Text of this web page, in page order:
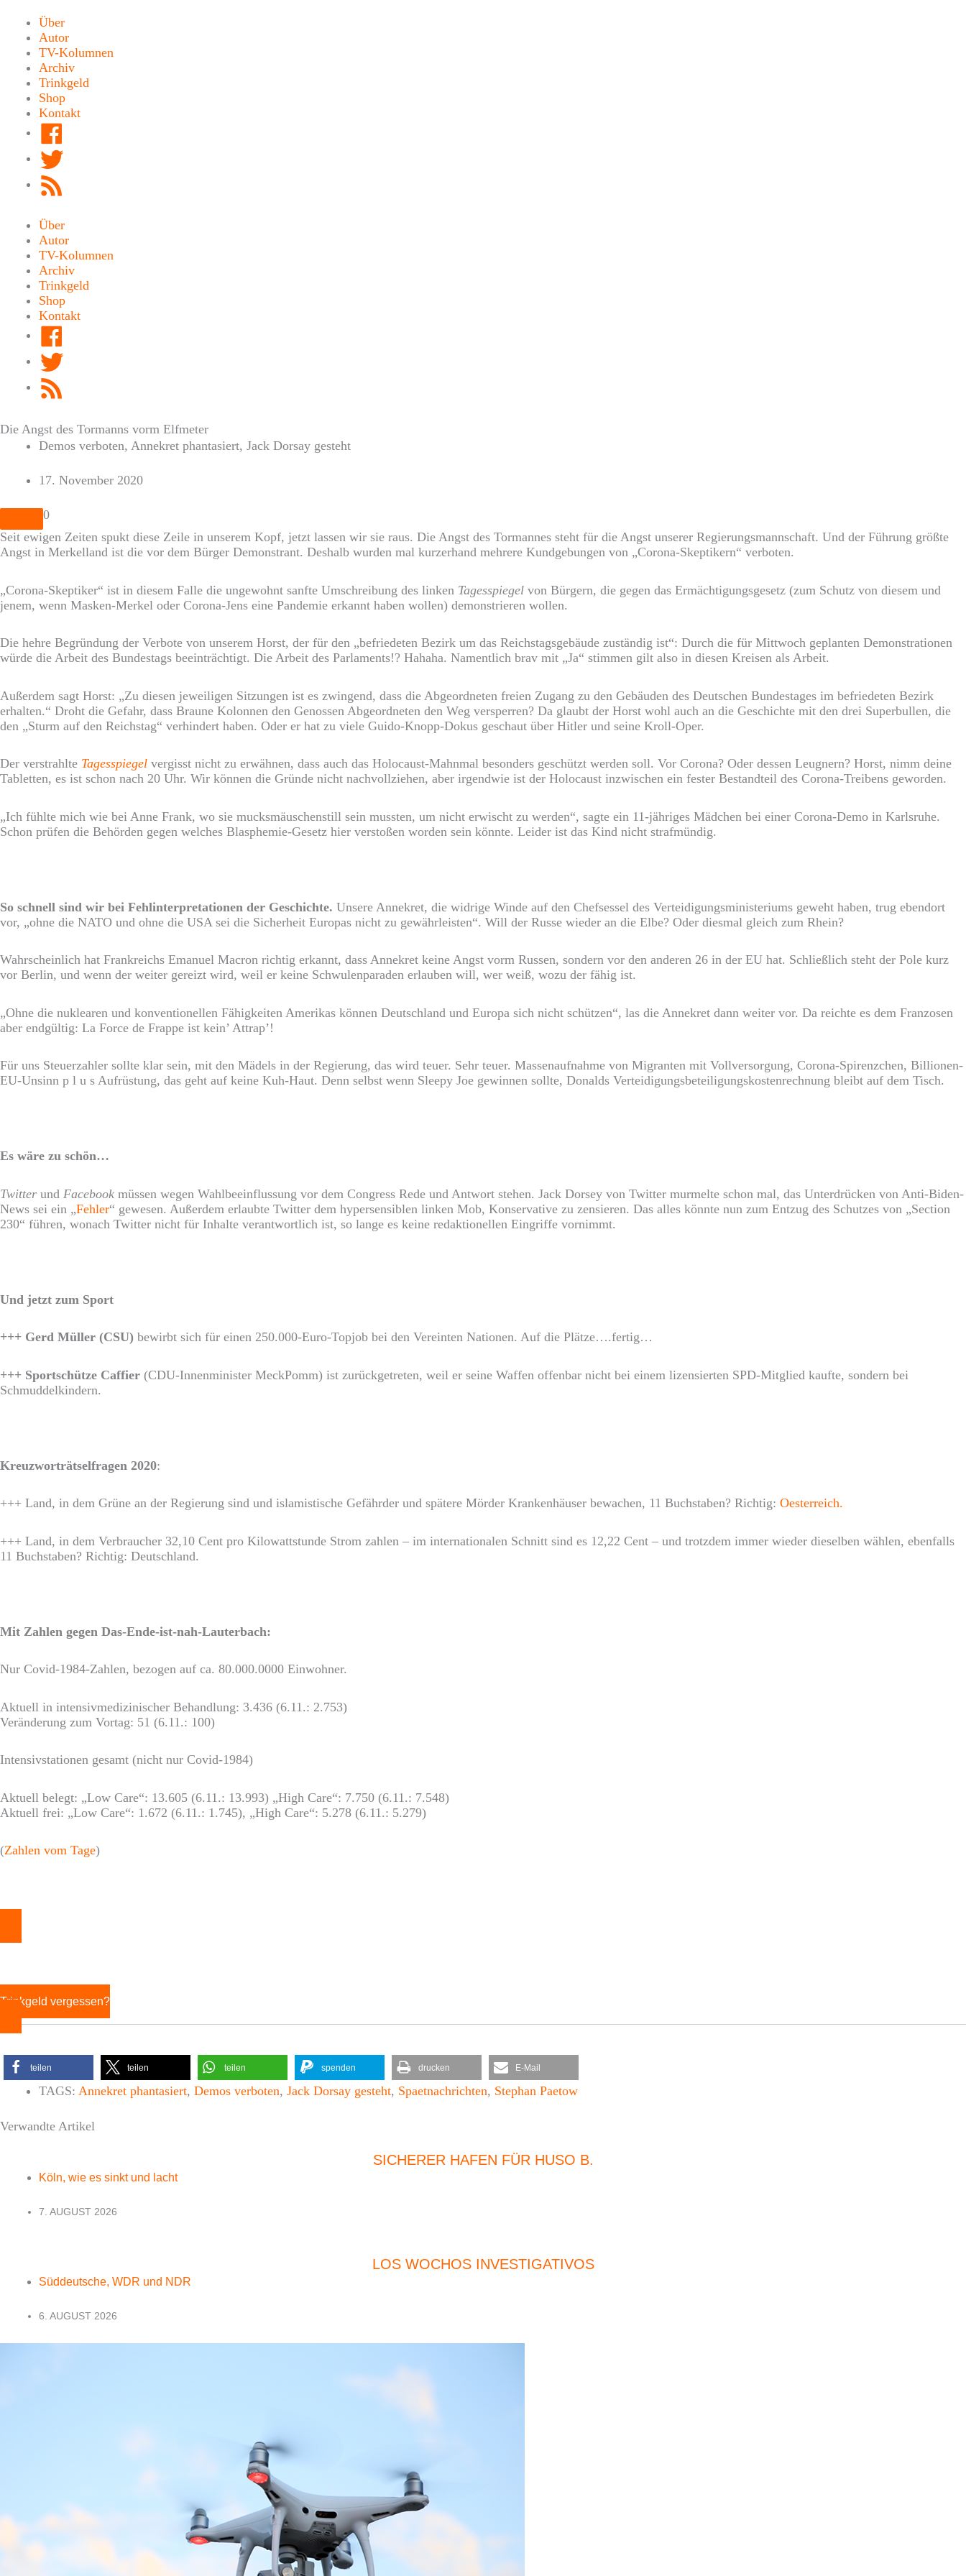
Inhalt
springen
Über
Autor
TV-Kolumnen
Archiv
Trinkgeld
Shop
Kontakt
Über
Autor
TV-Kolumnen
Archiv
Trinkgeld
Shop
Kontakt
Die Angst des Tormanns vorm Elfmeter
Demos verboten, Annekret phantasiert, Jack Dorsay gesteht
17. November 2020
0
Seit ewigen Zeiten spukt diese Zeile in unserem Kopf, jetzt lassen wir sie raus. Die Angst des Tormannes steht für die Angst unserer Regierungsmannschaft. Und der Führung größte
Angst in Merkelland ist die vor dem Bürger Demonstrant. Deshalb wurden mal kurzerhand mehrere Kundgebungen von „Corona-Skeptikern“ verboten.
„Corona-Skeptiker“ ist in diesem Falle die ungewohnt sanfte Umschreibung des linken Tagesspiegel von Bürgern, die gegen das Ermächtigungsgesetz (zum Schutz von diesem und
jenem, wenn Masken-Merkel oder Corona-Jens eine Pandemie erkannt haben wollen) demonstrieren wollen.
Die hehre Begründung der Verbote von unserem Horst, der für den „befriedeten Bezirk um das Reichstagsgebäude zuständig ist“: Durch die für Mittwoch geplanten Demonstrationen
würde die Arbeit des Bundestags beeinträchtigt. Die Arbeit des Parlaments!? Hahaha. Namentlich brav mit „Ja“ stimmen gilt also in diesen Kreisen als Arbeit.
Außerdem sagt Horst: „Zu diesen jeweiligen Sitzungen ist es zwingend, dass die Abgeordneten freien Zugang zu den Gebäuden des Deutschen Bundestages im befriedeten Bezirk
erhalten.“ Droht die Gefahr, dass Braune Kolonnen den Genossen Abgeordneten den Weg versperren? Da glaubt der Horst wohl auch an die Geschichte mit den drei Superbullen, die
den „Sturm auf den Reichstag“ verhindert haben. Oder er hat zu viele Guido-Knopp-Dokus geschaut über Hitler und seine Kroll-Oper.
Der verstrahlte Tagesspiegel vergisst nicht zu erwähnen, dass auch das Holocaust-Mahnmal besonders geschützt werden soll. Vor Corona? Oder dessen Leugnern? Horst, nimm deine
Tabletten, es ist schon nach 20 Uhr. Wir können die Gründe nicht nachvollziehen, aber irgendwie ist der Holocaust inzwischen ein fester Bestandteil des Corona-Treibens geworden.
„Ich fühlte mich wie bei Anne Frank, wo sie mucksmäuschenstill sein mussten, um nicht erwischt zu werden“, sagte ein 11-jähriges Mädchen bei einer Corona-Demo in Karlsruhe.
Schon prüfen die Behörden gegen welches Blasphemie-Gesetz hier verstoßen worden sein könnte. Leider ist das Kind nicht strafmündig.
So schnell sind wir bei Fehlinterpretationen der Geschichte. Unsere Annekret, die widrige Winde auf den Chefsessel des Verteidigungsministeriums geweht haben, trug ebendort
vor, „ohne die NATO und ohne die USA sei die Sicherheit Europas nicht zu gewährleisten“. Will der Russe wieder an die Elbe? Oder diesmal gleich zum Rhein?
Wahrscheinlich hat Frankreichs Emanuel Macron richtig erkannt, dass Annekret keine Angst vorm Russen, sondern vor den anderen 26 in der EU hat. Schließlich steht der Pole kurz
vor Berlin, und wenn der weiter gereizt wird, weil er keine Schwulenparaden erlauben will, wer weiß, wozu der fähig ist.
„Ohne die nuklearen und konventionellen Fähigkeiten Amerikas können Deutschland und Europa sich nicht schützen“, las die Annekret dann weiter vor. Da reichte es dem Franzosen
aber endgültig: La Force de Frappe ist kein’ Attrap’!
Für uns Steuerzahler sollte klar sein, mit den Mädels in der Regierung, das wird teuer. Sehr teuer. Massenaufnahme von Migranten mit Vollversorgung, Corona-Spirenzchen, Billionen-
EU-Unsinn p l u s Aufrüstung, das geht auf keine Kuh-Haut. Denn selbst wenn Sleepy Joe gewinnen sollte, Donalds Verteidigungsbeteiligungskostenrechnung bleibt auf dem Tisch.
Es wäre zu schön…
Twitter und Facebook müssen wegen Wahlbeeinflussung vor dem Congress Rede und Antwort stehen. Jack Dorsey von Twitter murmelte schon mal, das Unterdrücken von Anti-Biden-
News sei ein „Fehler“ gewesen. Außerdem erlaubte Twitter dem hypersensiblen linken Mob, Konservative zu zensieren. Das alles könnte nun zum Entzug des Schutzes von „Section
230“ führen, wonach Twitter nicht für Inhalte verantwortlich ist, so lange es keine redaktionellen Eingriffe vornimmt.
Und jetzt zum Sport
+++ Gerd Müller (CSU) bewirbt sich für einen 250.000-Euro-Topjob bei den Vereinten Nationen. Auf die Plätze….fertig…
+++ Sportschütze Caffier (CDU-Innenminister MeckPomm) ist zurückgetreten, weil er seine Waffen offenbar nicht bei einem lizensierten SPD-Mitglied kaufte, sondern bei
Schmuddelkindern.
Kreuzworträtselfragen 2020:
+++ Land, in dem Grüne an der Regierung sind und islamistische Gefährder und spätere Mörder Krankenhäuser bewachen, 11 Buchstaben? Richtig: Oesterreich.
+++ Land, in dem Verbraucher 32,10 Cent pro Kilowattstunde Strom zahlen – im internationalen Schnitt sind es 12,22 Cent – und trotzdem immer wieder dieselben wählen, ebenfalls
11 Buchstaben? Richtig: Deutschland.
Mit Zahlen gegen Das-Ende-ist-nah-Lauterbach:
Nur Covid-1984-Zahlen, bezogen auf ca. 80.000.0000 Einwohner.
Aktuell in intensivmedizinischer Behandlung: 3.436 (6.11.: 2.753)
Veränderung zum Vortag: 51 (6.11.: 100)
Intensivstationen gesamt (nicht nur Covid-1984)
Aktuell belegt: „Low Care“: 13.605 (6.11.: 13.993) „High Care“: 7.750 (6.11.: 7.548)
Aktuell frei: „Low Care“: 1.672 (6.11.: 1.745), „High Care“: 5.278 (6.11.: 5.279)
(Zahlen vom Tage)
Trinkgeld vergessen?
teilen teilen teilen spenden drucken E-Mail
TAGS: Annekret phantasiert, Demos verboten, Jack Dorsay gesteht, Spaetnachrichten, Stephan Paetow
Verwandte Artikel
SICHERER HAFEN FÜR HUSO B.
Köln, wie es sinkt und lacht
7. AUGUST 2026
LOS WOCHOS INVESTIGATIVOS
Süddeutsche, WDR und NDR
6. AUGUST 2026